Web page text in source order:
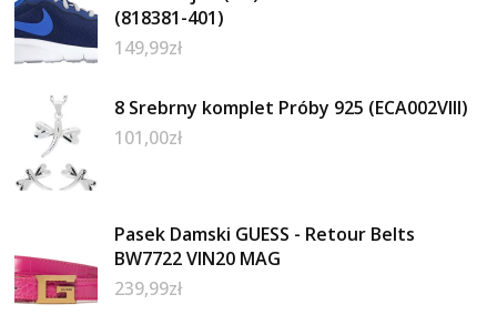
(818381-401)
149,99zł
8 Srebrny komplet Próby 925 (ECA002VIII)
101,00zł
Pasek Damski GUESS - Retour Belts
BW7722 VIN20 MAG
239,99zł